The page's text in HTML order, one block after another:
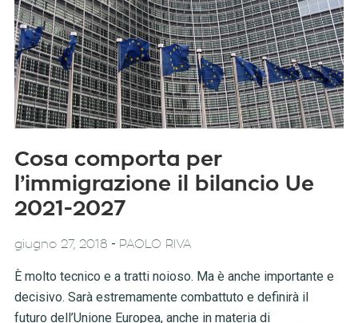
Cosa comporta per
l’immigrazione il bilancio Ue
2021-2027
giugno 27, 2018 - PAOLO RIVA
È molto tecnico e a tratti noioso. Ma è anche importante e
decisivo. Sarà estremamente combattuto e definirà il
futuro dell’Unione Europea, anche in materia di